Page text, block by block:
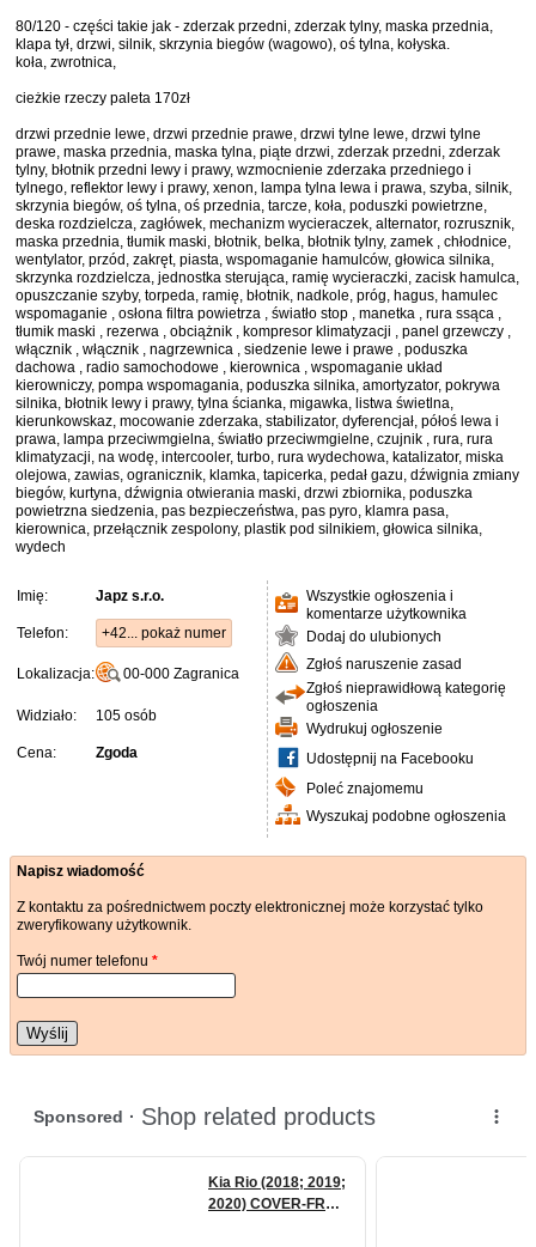
80/120 - części takie jak - zderzak przedni, zderzak tylny, maska ​​przednia,
klapa ​​tył, drzwi, silnik, skrzynia biegów (wagowo), oś tylna, kołyska.
koła, zwrotnica,
cieżkie rzeczy paleta 170zł
drzwi przednie lewe, drzwi przednie prawe, drzwi tylne lewe, drzwi tylne
prawe, maska ​​przednia, maska ​​tylna, piąte drzwi, zderzak przedni, zderzak
tylny, błotnik przedni lewy i prawy, wzmocnienie zderzaka przedniego i
tylnego, reflektor lewy i prawy, xenon, lampa tylna lewa i prawa, szyba, silnik,
skrzynia biegów, oś tylna, oś przednia, tarcze, koła, poduszki powietrzne,
deska rozdzielcza, zagłówek, mechanizm wycieraczek, alternator, rozrusznik,
maska ​​przednia, tłumik maski, błotnik, belka, błotnik tylny, zamek , chłodnice,
wentylator, przód, zakręt, piasta, wspomaganie hamulców, głowica silnika,
skrzynka rozdzielcza, jednostka sterująca, ramię wycieraczki, zacisk hamulca,
opuszczanie szyby, torpeda, ramię, błotnik, nadkole, próg, hagus, hamulec
wspomaganie , osłona filtra powietrza , światło stop , manetka , rura ssąca ,
tłumik maski , rezerwa , obciążnik , kompresor klimatyzacji , panel grzewczy ,
włącznik , włącznik , nagrzewnica , siedzenie lewe i prawe , poduszka
dachowa , radio samochodowe , kierownica , wspomaganie układ
kierowniczy, pompa wspomagania, poduszka silnika, amortyzator, pokrywa
silnika, błotnik lewy i prawy, tylna ścianka, migawka, listwa świetlna,
kierunkowskaz, mocowanie zderzaka, stabilizator, dyferencjał, półoś lewa i
prawa, lampa przeciwmgielna, światło przeciwmgielne, czujnik , rura, rura
klimatyzacji, na wodę, intercooler, turbo, rura wydechowa, katalizator, miska
olejowa, zawias, ogranicznik, klamka, tapicerka, pedał gazu, dźwignia zmiany
biegów, kurtyna, dźwignia otwierania maski, drzwi zbiornika, poduszka
powietrzna siedzenia, pas bezpieczeństwa, pas pyro, klamra pasa,
kierownica, przełącznik zespolony, plastik pod silnikiem, głowica silnika,
wydech
Imię: Japz s.r.o.
Telefon: +42... pokaż numer
Lokalizacja: 00-000 Zagranica
Widziało: 105 osób
Cena: Zgoda
Wszystkie ogłoszenia i
komentarze użytkownika
Dodaj do ulubionych
Zgłoś naruszenie zasad
Zgłoś nieprawidłową kategorię
ogłoszenia
Wydrukuj ogłoszenie
Udostępnij na Facebooku
Poleć znajomemu
Wyszukaj podobne ogłoszenia
Napisz wiadomość
Z kontaktu za pośrednictwem poczty elektronicznej może korzystać tylko
zweryfikowany użytkownik.
Twój numer telefonu *
Wyślij